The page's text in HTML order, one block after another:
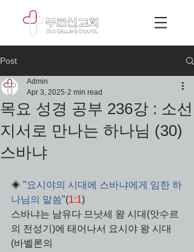
Post
목요 성경 공부 236강 : 소선
지서로 만나는 하나님 (30)
스바냐
Admin
Apr 3, 2025 2 min read
◈ "요시야의 시대에 스바냐에게 임한 하
나님의 말씀"(1:1)
스바냐는 남유다 므낫세 왕 시대(앗수르
의 전성기)에 태어나서 요시야 왕 시대
(바벨론의